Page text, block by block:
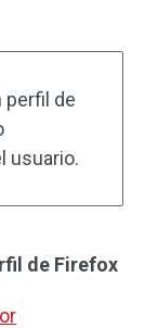
perfil de
usuario.
de Firefox